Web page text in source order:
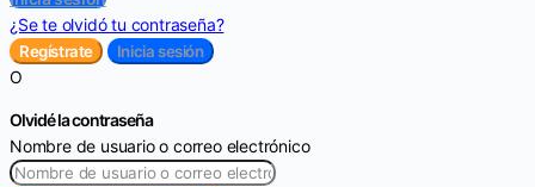
¿Se te olvidó tu contraseña?
Regístrate Inicia sesión
O
Olvidé la contraseña
Nombre de usuario o correo electrónico